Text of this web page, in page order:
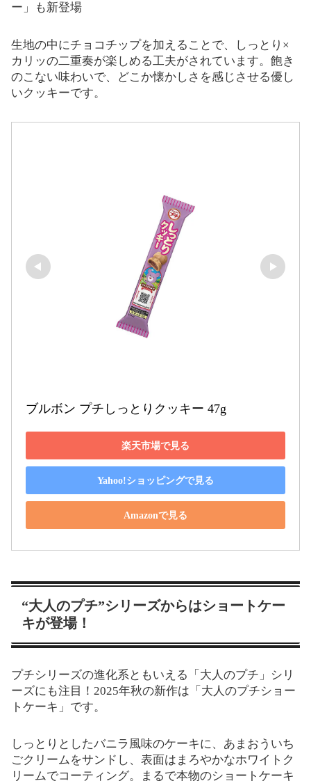
ー」も新登場
生地の中にチョコチップを加えることで、しっとり×
カリッの二重奏が楽しめる工夫がされています。飽き
のこない味わいで、どこか懐かしさを感じさせる優し
いクッキーです。
ブルボン プチしっとりクッキー 47g
楽天市場で見る
Yahoo!ショッピングで見る
Amazonで見る
“大人のプチ”シリーズからはショートケー
キが登場！
プチシリーズの進化系ともいえる「大人のプチ」シリ
ーズにも注目！2025年秋の新作は「大人のプチショー
トケーキ」です。
しっとりとしたバニラ風味のケーキに、あまおういち
ごクリームをサンドし、表面はまろやかなホワイトク
リームでコーティング。まるで本物のショートケーキ